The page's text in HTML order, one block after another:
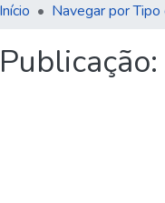
Início
Publicação: